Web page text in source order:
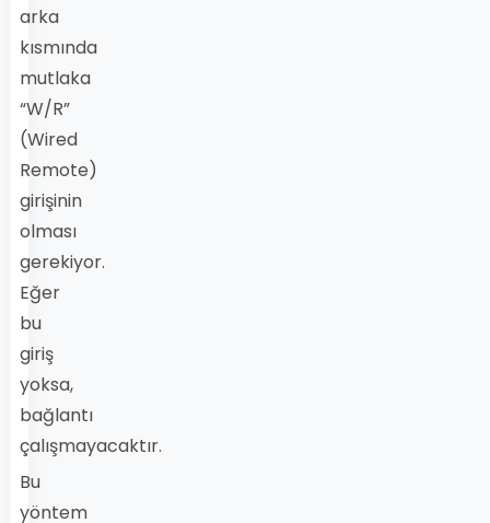
arka
kısmında
mutlaka
“W/R”
(Wired
Remote)
girişinin
olması
gerekiyor.
Eğer
bu
giriş
yoksa,
bağlantı
çalışmayacaktır.
Bu
yöntem